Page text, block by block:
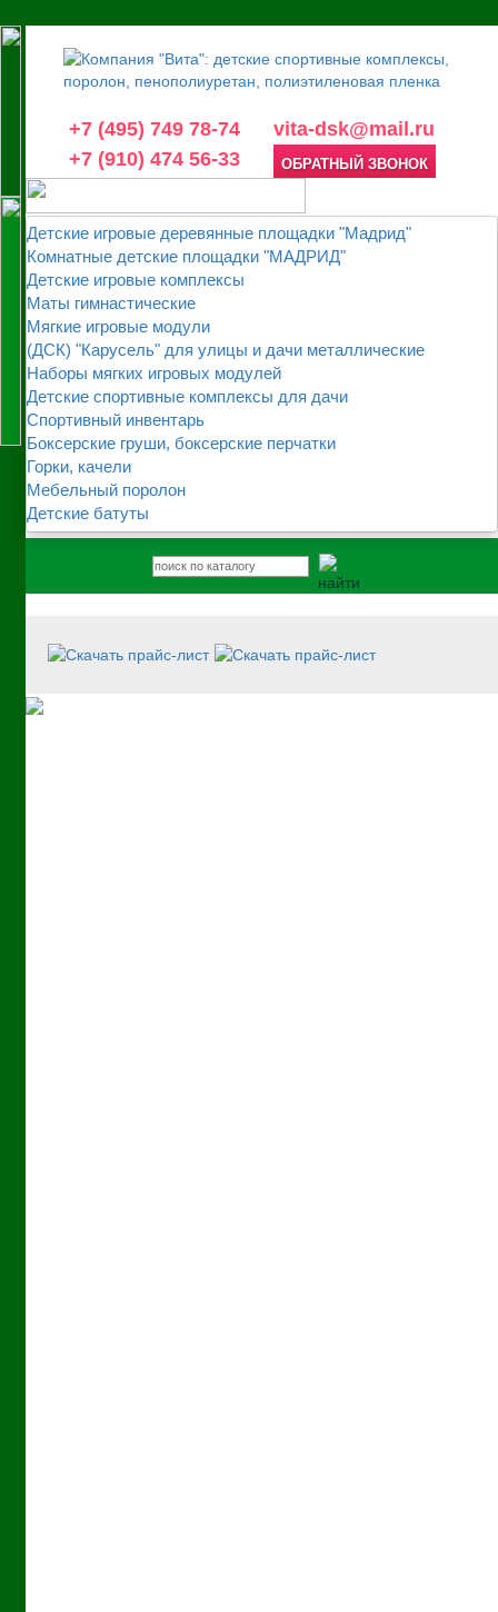
+7 (495) 749 78-74
vita-dsk@mail.ru
+7 (910) 474 56-33
ОБРАТНЫЙ ЗВОНОК
Детские игровые деревянные площадки "Мадрид"
Комнатные детские площадки "МАДРИД"
Детские игровые комплексы
Маты гимнастические
Мягкие игровые модули
(ДСК) "Карусель" для улицы и дачи металлические
Наборы мягких игровых модулей
Детские спортивные комплексы для дачи
Спортивный инвентарь
Боксерские груши, боксерские перчатки
Горки, качели
Мебельный поролон
Детские батуты